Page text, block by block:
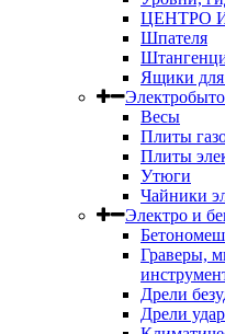
ЦЕНТРО
Шпателя
Ящики для
Весы
Плиты
Плиты
Утюги
Чайники
Электро и
Граверы,
Дрели
Дрели